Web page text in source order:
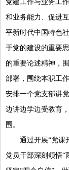
党建工作与业务工
和业务能力、促进
平新时代中国特色
于党的建设的重要
的重要论述精神，
部署，围绕本职工
安排一个党支部讲
边讲边学边受教育
围。
通过开展“党课开
党员干部深刻领悟“